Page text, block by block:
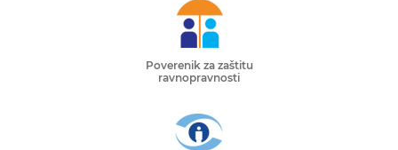
Poverenik za zaštitu
ravnopravnosti